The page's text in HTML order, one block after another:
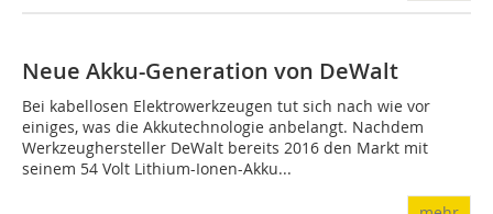
Neue Akku-Generation von DeWalt
Bei kabellosen Elektrowerkzeugen tut sich nach wie vor
einiges, was die Akkutechnologie anbelangt. Nachdem
Werkzeughersteller DeWalt bereits 2016 den Markt mit
seinem 54 Volt Lithium-Ionen-Akku...